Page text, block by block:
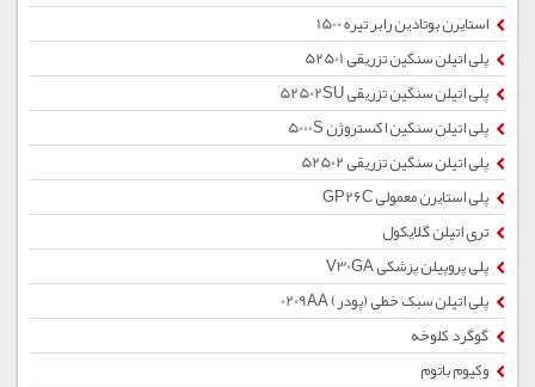
استایرن بوتادین رابر تیره 1500
پلی اتیلن سنگین تزریقی 52501
پلی اتیلن سنگین تزریقی 52502SU
پلی اتیلن سنگین اکستروژن 5000S
پلی اتیلن سنگین تزریقی 52502
پلی استایرن معمولی GP26C
تری اتیلن گلایکول
پلی پروپیلن پزشکی V30GA
پلی اتیلن سبک خطی (پودر) 0209AA
گوگرد کلوخه
وکیوم باتوم